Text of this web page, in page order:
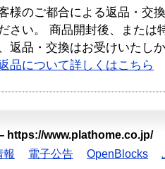
様のご都合による返品・交
さい。 商品開封後、または
返品・交換はお受けいたし
品について詳しくはこちら
https://www.plathome.co.jp/
報 電子公告 OpenBlocks